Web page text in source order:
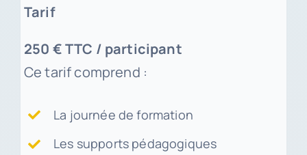
Tarif
250 € TTC / participant
Ce tarif comprend :
La journée de formation
Les supports pédagogiques